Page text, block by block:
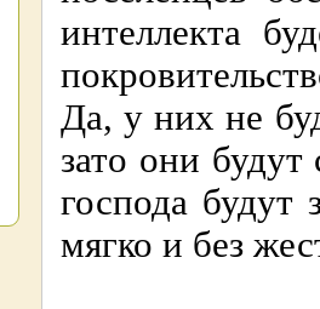
интеллекта
Да, у них не
зато они
господа будут
мягко и без